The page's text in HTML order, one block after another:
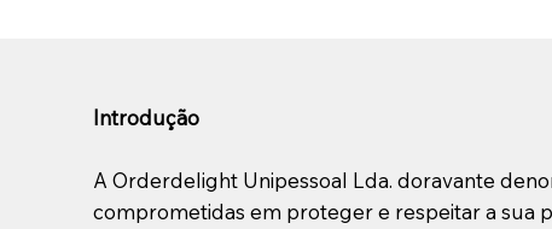
Introdução
A Orderdelight Unipessoal Lda. doravante
comprometidas em proteger e respeitar a sua